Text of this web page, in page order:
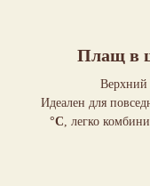
Плащ в
Верхний
Идеален для
°C, легко